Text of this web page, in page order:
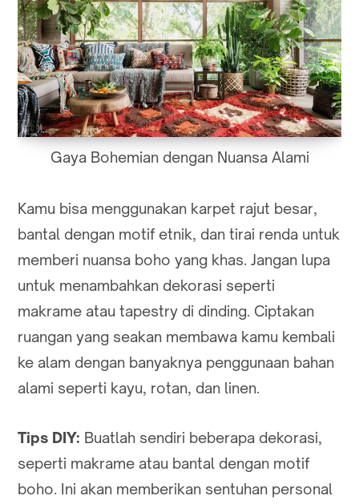
Gaya Bohemian dengan Nuansa Alami
Kamu bisa menggunakan karpet rajut besar,
bantal dengan motif etnik, dan tirai renda untuk
memberi nuansa boho yang khas. Jangan lupa
untuk menambahkan dekorasi seperti
makrame atau tapestry di dinding. Ciptakan
ruangan yang seakan membawa kamu kembali
ke alam dengan banyaknya penggunaan bahan
alami seperti kayu, rotan, dan linen.
Tips DIY: Buatlah sendiri beberapa dekorasi,
seperti makrame atau bantal dengan motif
boho. Ini akan memberikan sentuhan personal